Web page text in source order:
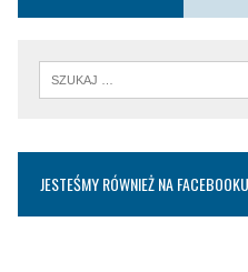
JESTEŚMY RÓWNIEŻ NA